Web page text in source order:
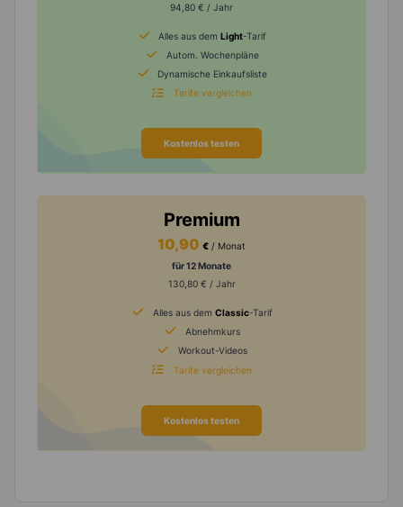
94,80 € / Jahr
Alles aus dem Light-Tarif
Autom. Wochenpläne
Dynamische Einkaufsliste
Tarife vergleichen
Kostenlos testen
Premium
10,90 € / Monat
für 12 Monate
130,80 € / Jahr
Alles aus dem Classic-Tarif
Abnehmkurs
Workout-Videos
Tarife vergleichen
Kostenlos testen